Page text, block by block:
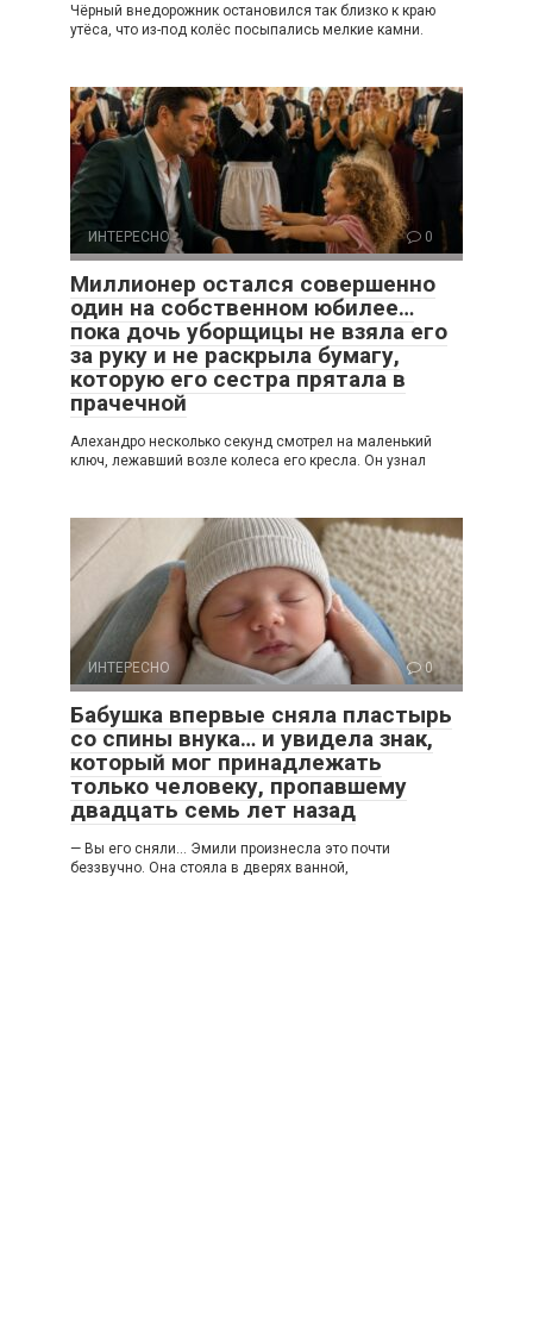
Чёрный внедорожник остановился так близко к краю
утёса, что из-под колёс посыпались мелкие камни.
ИНТЕРЕСНО 0
Миллионер остался совершенно
один на собственном юбилее…
пока дочь уборщицы не взяла его
за руку и не раскрыла бумагу,
которую его сестра прятала в
прачечной
Алехандро несколько секунд смотрел на маленький
ключ, лежавший возле колеса его кресла. Он узнал
ИНТЕРЕСНО 0
Бабушка впервые сняла пластырь
со спины внука… и увидела знак,
который мог принадлежать
только человеку, пропавшему
двадцать семь лет назад
— Вы его сняли… Эмили произнесла это почти
беззвучно. Она стояла в дверях ванной,